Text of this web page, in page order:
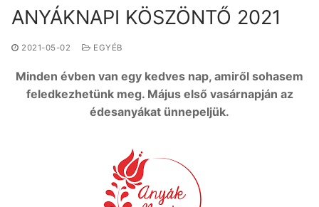
ANYÁKNAPI KÖSZÖNTŐ 2021
2021-05-02 EGYÉB
Minden évben van egy kedves nap, amiről sohasem
feledkezhetünk meg. Május első vasárnapján az
édesanyákat ünnepeljük.